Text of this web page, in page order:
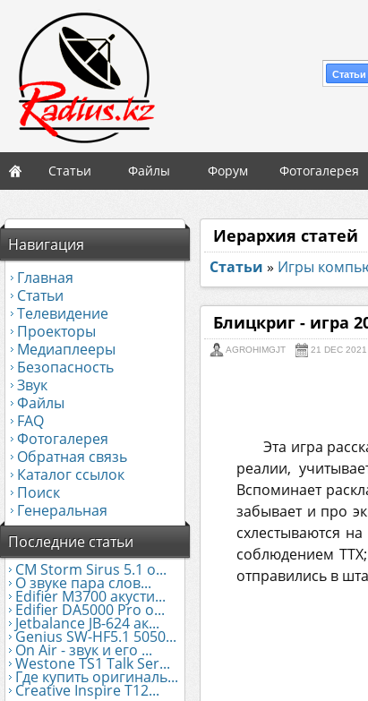
Статьи Файлы Форум Фотогалерея
Навигация
Главная
Статьи
Телевидение
Проекторы
Медиаплееры
Безопасность
Звук
Файлы
FAQ
Фотогалерея
Обратная связь
Каталог ссылок
Поиск
Генеральная
Последние статьи
CM Storm Sirus 5.1 о...
О звуке пара слов...
Edifier М3700 акусти...
Edifier DA5000 Pro о...
Jetbalance JB-624 ак...
Genius SW-HF5.1 5050...
On Air - звук и его ...
Westone TS1 Talk Ser...
Где купить оригиналь...
Creative Inspire T12...
Иерархия статей
Статьи » Игры
Блицкриг - игра
AGROHIMGJT 21 DEC 2021
Эта игра
реалии,
Вспоминает
забывает и про
схлестываются
соблюдением
отправились в